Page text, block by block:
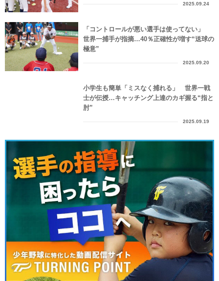
2025.09.24
「コントロールが悪い選手は使ってない」
世界一捕手が指摘…40％正確性が増す“送球の
極意”
2025.09.20
小学生も簡単「ミスなく捕れる」 世界一戦
士が伝授…キャッチング上達のカギ握る“指と
肘”
2025.09.19